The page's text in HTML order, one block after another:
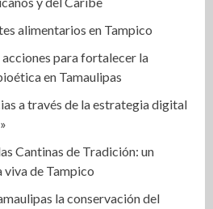
alimentarios en Tampico
acciones para fortalecer la
en Tamaulipas
a través de la estrategia digital
Cantinas de Tradición: un
de Tampico
la conservación del